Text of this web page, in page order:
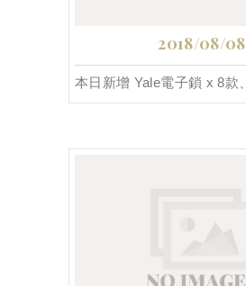
2018/08/08